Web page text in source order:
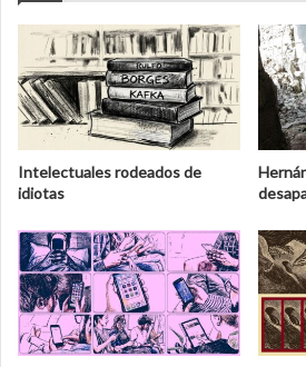
Intelectuales rodeados de
idiotas